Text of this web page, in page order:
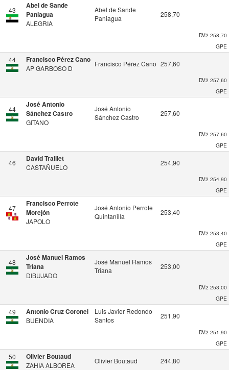
43
Abel de Sande
Paniagua
ALEGRIA
Abel de Sande
Paniagua
258,70
DV2 258,70
GPE
44 Francisco Pérez Cano
AP GARBOSO D
Francisco Pérez Cano 257,60
DV2 257,60
GPE
44
José Antonio
Sánchez Castro
GITANO
José Antonio
Sánchez Castro
257,60
DV2 257,60
GPE
46 David Traillet
CASTAÑUELO
254,90
DV2 254,90
GPE
47
Francisco Perrote
Morejón
JAPOLO
José Antonio Perrote
Quintanilla
253,40
DV2 253,40
GPE
48
José Manuel Ramos
Triana
DIBUJADO
José Manuel Ramos
Triana
253,00
DV2 253,00
GPE
49 Antonio Cruz Coronel
BUENDIA
Luis Javier Redondo
Santos
251,90
DV2 251,90
GPE
50 Olivier Boutaud
ZAHIA ALBOREA
Olivier Boutaud 244,80